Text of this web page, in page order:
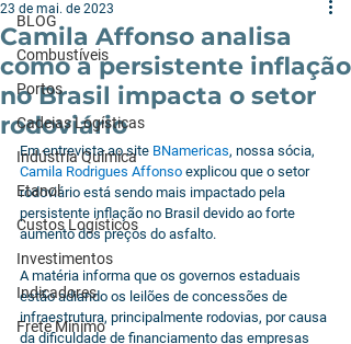
BLOG
Combustíveis
Portos
Cadeias Logísticas
Indústria Química
Etanol
Custos Logísticos
Investimentos
Indicadores
Frete Mínimo
Camila Affonso analisa
como a persistente inflação
no Brasil impacta o setor
rodoviário
23 de mai. de 2023
Em entrevista ao site BNamericas, nossa sócia,
Camila Rodrigues Affonso explicou que o setor
rodoviário está sendo mais impactado pela
persistente inflação no Brasil devido ao forte
aumento dos preços do asfalto.
A matéria informa que os governos estaduais
estão adiando os leilões de concessões de
infraestrutura, principalmente rodovias, por causa
da dificuldade de financiamento das empresas